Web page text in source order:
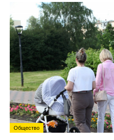
Общество